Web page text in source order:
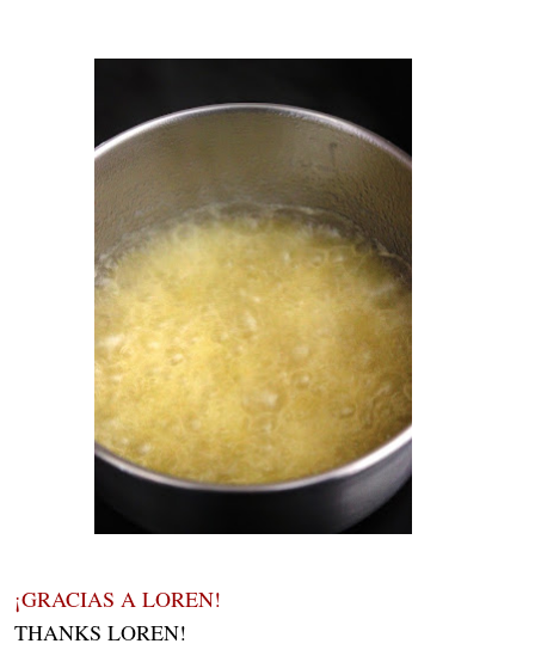
¡GRACIAS A LOREN!
THANKS LOREN!